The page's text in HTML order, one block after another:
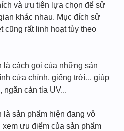
và ưu tiên lựa chọn để sử
khác nhau. Mục đích sử
cũng rất linh hoạt tùy theo
là cách gọi của những sản
cửa chính, giếng trời... giúp
ngăn cản tia UV...
là sản phẩm hiện đang vô
ưu điểm của sản phẩm